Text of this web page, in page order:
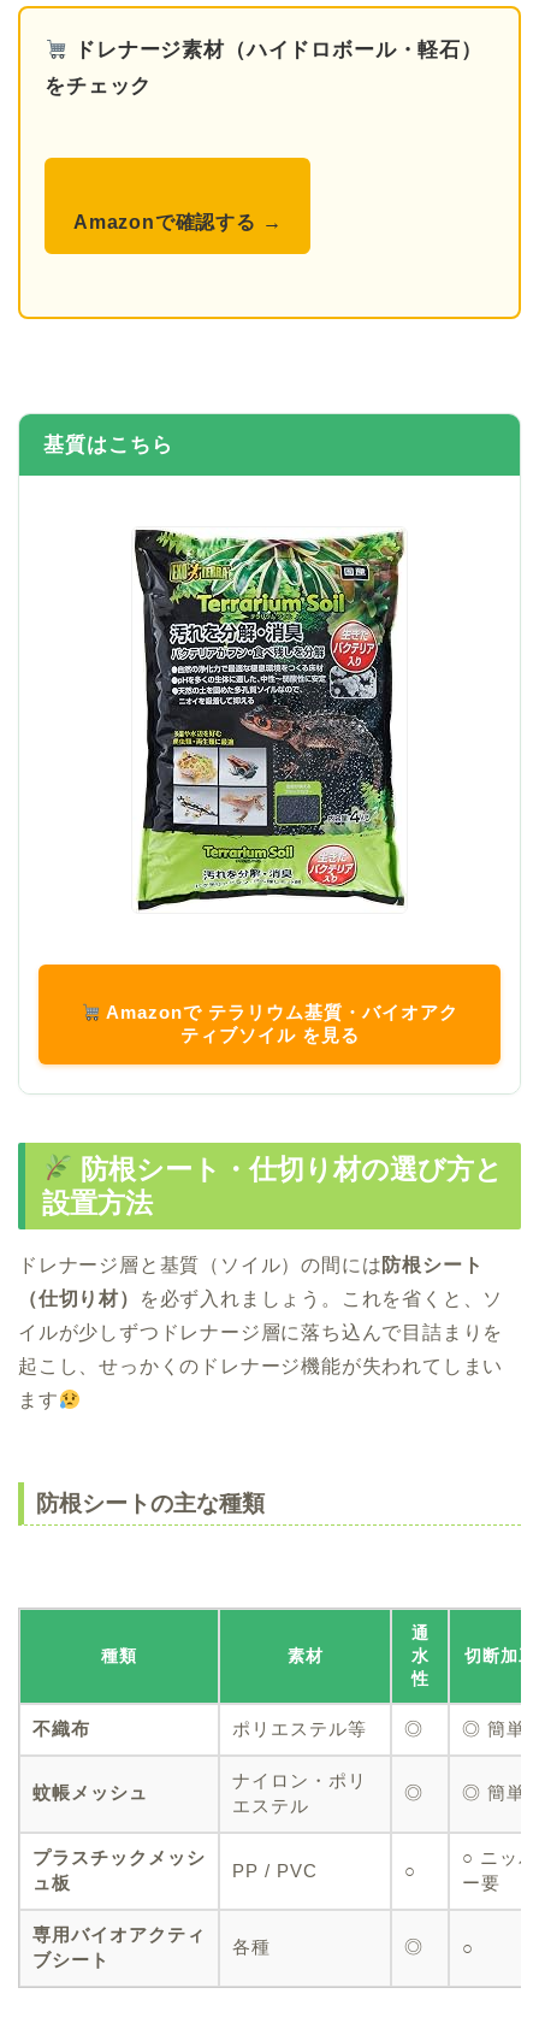
ドレナージ素材（ハイドロボール・軽石）
をチェック
Amazonで確認する →
基質はこちら
Amazonで テラリウム基質・バイオアク
ティブソイル を見る
防根シート・仕切り材の選び方と
設置方法
ドレナージ層と基質（ソイル）の間には 防根シート
（仕切り材）
を必ず入れましょう。これを省くと、ソ
イルが少しずつドレナージ層に落ち込んで目詰まりを
起こし、せっかくのドレナージ機能が失われてしまい
ます
防根シートの主な種類
種類 素材
通
水
性
切断加工
不織布 ポリエステル等 ◎ ◎ 簡単
蚊帳メッシュ
ナイロン・ポリ
エステル
◎ ◎ 簡単
プラスチックメッシ
ュ板
PP / PVC ○
○ ニッパ
ー要
専用バイオアクティ
ブシート
各種 ◎ ○